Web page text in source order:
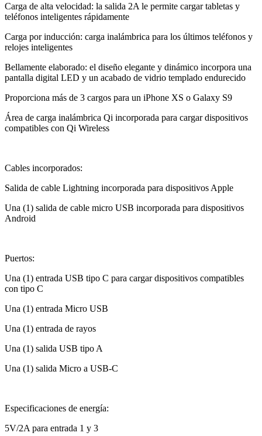
Carga de alta velocidad: la salida 2A le permite cargar tabletas y
teléfonos inteligentes rápidamente
Carga por inducción: carga inalámbrica para los últimos teléfonos y
relojes inteligentes
Bellamente elaborado: el diseño elegante y dinámico incorpora una
pantalla digital LED y un acabado de vidrio templado endurecido
Proporciona más de 3 cargos para un iPhone XS o Galaxy S9
Área de carga inalámbrica Qi incorporada para cargar dispositivos
compatibles con Qi Wireless
Cables incorporados:
Salida de cable Lightning incorporada para dispositivos Apple
Una (1) salida de cable micro USB incorporada para dispositivos
Android
Puertos:
Una (1) entrada USB tipo C para cargar dispositivos compatibles
con tipo C
Una (1) entrada Micro USB
Una (1) entrada de rayos
Una (1) salida USB tipo A
Una (1) salida Micro a USB-C
Especificaciones de energía:
5V/2A para entrada 1 y 3